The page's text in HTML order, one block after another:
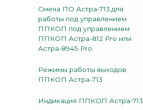
Смена ПО Астра-713,для
работы под управлением
ППКОП под управлением
ППКОП Астра-812 Pro или
Астра-8945 Pro.
Режимы работы выходов
ППКОП Астра-713
Индикация ППКОП Астра-713